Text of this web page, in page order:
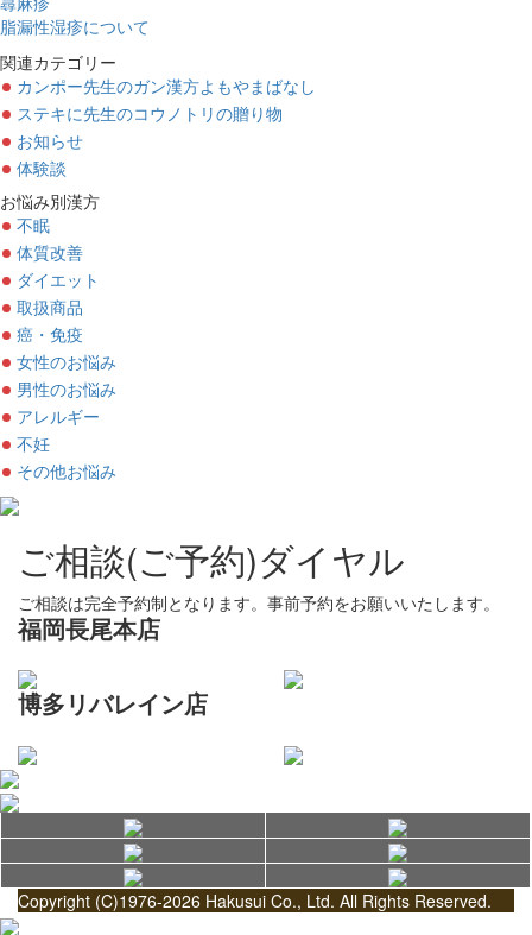
脂漏性湿疹について
関連カテゴリー
カンポー先生のガン漢方よもやまばなし
ステキに先生のコウノトリの贈り物
お知らせ
体験談
お悩み別漢方
不眠
体質改善
ダイエット
取扱商品
癌・免疫
女性のお悩み
男性のお悩み
アレルギー
不妊
その他お悩み
ご相談(ご予約)ダイヤル
ご相談は完全予約制となります。事前予約をお願いいたします。
福岡長尾本店
博多リバレイン店
Copyright (C)1976-2026 Hakusui Co., Ltd. All Rights Reserved.